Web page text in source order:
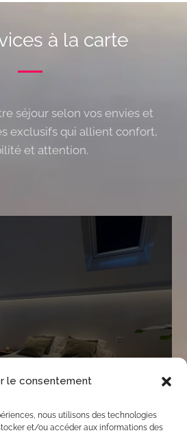
le consentement
nous utilisons des technologies
et/ou accéder aux informations des
à la carte
séjour selon vos envies et
exclusifs qui allient confort,
et attention.
disponibles en location